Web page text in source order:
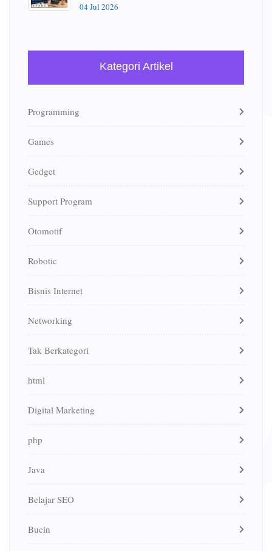
04 Jul 2026
Kategori Artikel
Programming
Games
Gedget
Support Program
Otomotif
Robotic
Bisnis Internet
Networking
Tak Berkategori
html
Digital Marketing
php
Java
Belajar SEO
Bucin